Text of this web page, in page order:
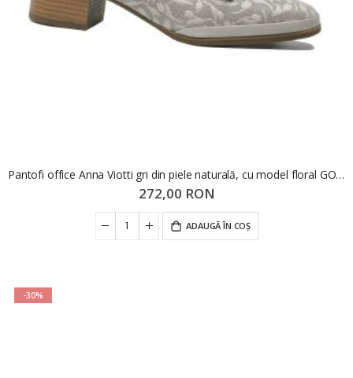
Pantofi office Anna Viotti gri din piele naturală, cu model floral GOR5671
272,00 RON
ADAUGĂ ÎN COȘ
-30%